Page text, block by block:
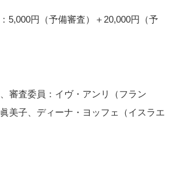
5,000円（予備審査）＋20,000円（予
審査委員：イヴ・アンリ（フラン
美子、ディーナ・ヨッフェ（イスラエ